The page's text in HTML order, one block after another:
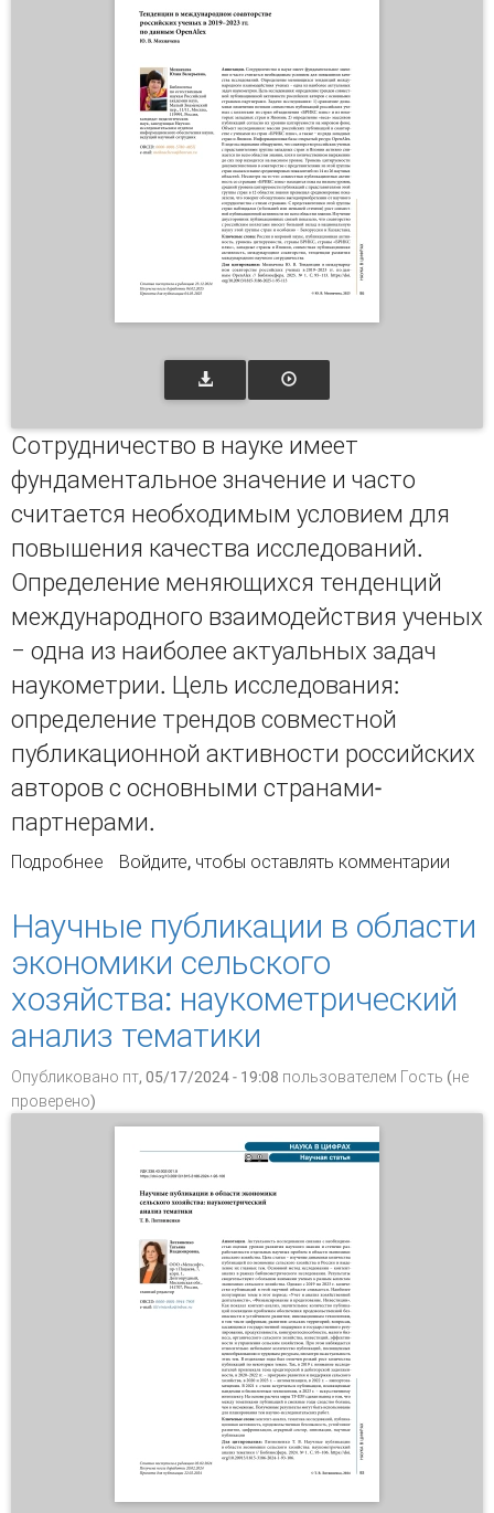
Сотрудничество в науке имеет
фундаментальное значение и часто
считается необходимым условием для
повышения качества исследований.
Определение меняющихся тенденций
международного взаимодействия ученых
‒ одна из наиболее актуальных задач
наукометрии. Цель исследования:
определение трендов совместной
публикационной активности российских
авторов с основными странами-
партнерами.
Подробнее о Тенденции в международном соавторстве
Войдите, чтобы оставлять комментарии
Научные публикации в области
экономики сельского
хозяйства: наукометрический
анализ тематики
Опубликовано пт, 05/17/2024 - 19:08 пользователем Гость (не
проверено)